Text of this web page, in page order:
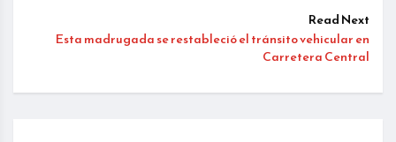
Read Next
Esta madrugada se restableció el tránsito vehicular en
Carretera Central